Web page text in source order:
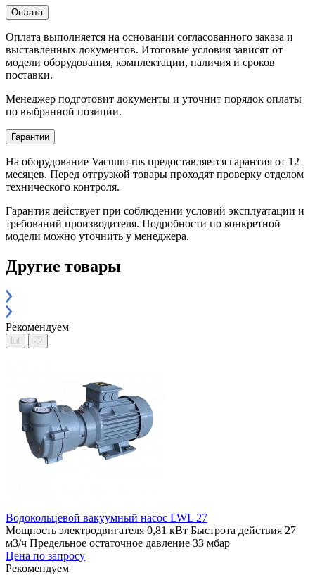
Оплата
Оплата выполняется на основании согласованного заказа и
выставленных документов. Итоговые условия зависят от
модели оборудования, комплектации, наличия и сроков
поставки.
Менеджер подготовит документы и уточнит порядок оплаты
по выбранной позиции.
Гарантии
На оборудование Vacuum-rus предоставляется гарантия от 12
месяцев. Перед отгрузкой товары проходят проверку отделом
технического контроля.
Гарантия действует при соблюдении условий эксплуатации и
требований производителя. Подробности по конкретной
модели можно уточнить у менеджера.
Другие товары
Рекомендуем
Водокольцевой вакуумный насос LWL 27
Мощность электродвигателя 0,81 кВт Быстрота действия 27
м3/ч Предельное остаточное давление 33 мбар
Цена по запросу
Рекомендуем